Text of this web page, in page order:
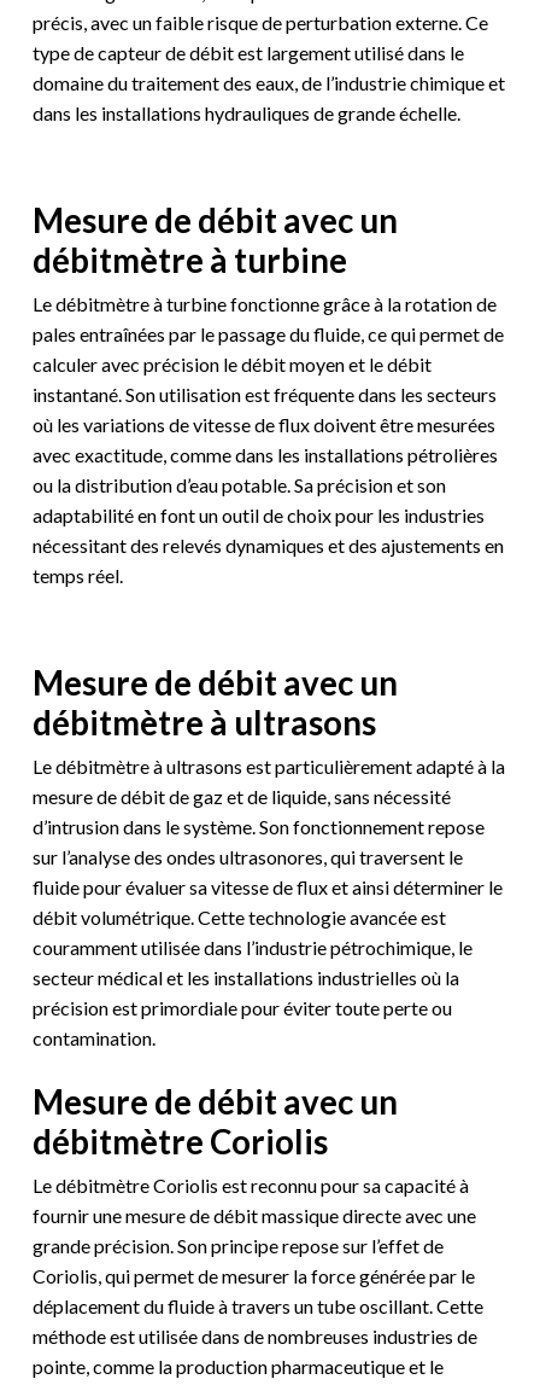
précis, avec un faible risque de perturbation externe. Ce
type de capteur de débit est largement utilisé dans le
domaine du traitement des eaux, de l’industrie chimique et
dans les installations hydrauliques de grande échelle.
Mesure de débit avec un
débitmètre à turbine
Le débitmètre à turbine fonctionne grâce à la rotation de
pales entraînées par le passage du fluide, ce qui permet de
calculer avec précision le débit moyen et le débit
instantané. Son utilisation est fréquente dans les secteurs
où les variations de vitesse de flux doivent être mesurées
avec exactitude, comme dans les installations pétrolières
ou la distribution d’eau potable. Sa précision et son
adaptabilité en font un outil de choix pour les industries
nécessitant des relevés dynamiques et des ajustements en
temps réel.
Mesure de débit avec un
débitmètre à ultrasons
Le débitmètre à ultrasons est particulièrement adapté à la
mesure de débit de gaz et de liquide, sans nécessité
d’intrusion dans le système. Son fonctionnement repose
sur l’analyse des ondes ultrasonores, qui traversent le
fluide pour évaluer sa vitesse de flux et ainsi déterminer le
débit volumétrique. Cette technologie avancée est
couramment utilisée dans l’industrie pétrochimique, le
secteur médical et les installations industrielles où la
précision est primordiale pour éviter toute perte ou
contamination.
Mesure de débit avec un
débitmètre Coriolis
Le débitmètre Coriolis est reconnu pour sa capacité à
fournir une mesure de débit massique directe avec une
grande précision. Son principe repose sur l’effet de
Coriolis, qui permet de mesurer la force générée par le
déplacement du fluide à travers un tube oscillant. Cette
méthode est utilisée dans de nombreuses industries de
pointe, comme la production pharmaceutique et le